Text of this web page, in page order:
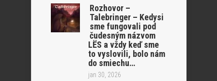
Rozhovor –
Talebringer – Kedysi
sme fungovali pod
čudesným názvom
LËS a vždy keď sme
to vyslovili, bolo nám
do smiechu…
jan 30, 2026